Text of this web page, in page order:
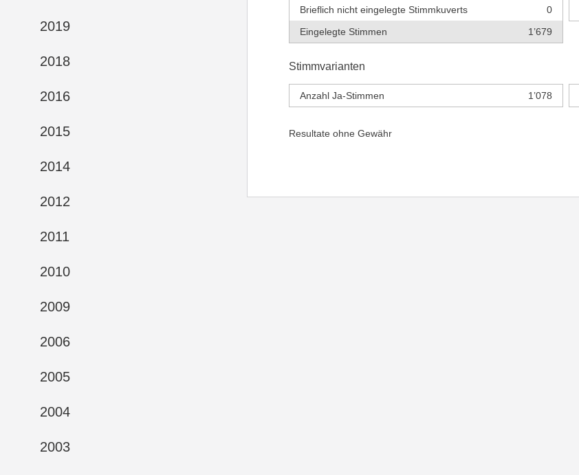
2019
2018
2016
2015
2014
2012
2011
2010
2009
2006
2005
2004
2003
Brieflich nicht eingelegte Stimmkuverts
0
Eingelegte Stimmen
1’679
Stimmvarianten
Anzahl Ja-Stimmen 1’078
Resultate ohne Gewähr